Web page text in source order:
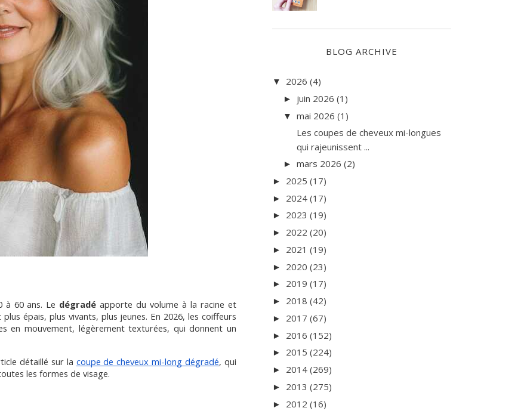
à 60 ans. Le dégradé apporte du volume à la racine et
épais, plus vivants, plus jeunes. En 2026, les coiffeurs
en mouvement, légèrement texturées, qui donnent un
détaillé sur la coupe de cheveux mi-long dégradé, qui
les formes de visage.
BLOG ARCHIVE
▼ 2026 (4)
► juin 2026 (1)
▼ mai 2026 (1)
Les coupes de cheveux mi-longues
qui rajeunissent ...
► mars 2026 (2)
► 2025 (17)
► 2024 (17)
► 2023 (19)
► 2022 (20)
► 2021 (19)
► 2020 (23)
► 2019 (17)
► 2018 (42)
► 2017 (67)
► 2016 (152)
► 2015 (224)
► 2014 (269)
► 2013 (275)
► 2012 (16)